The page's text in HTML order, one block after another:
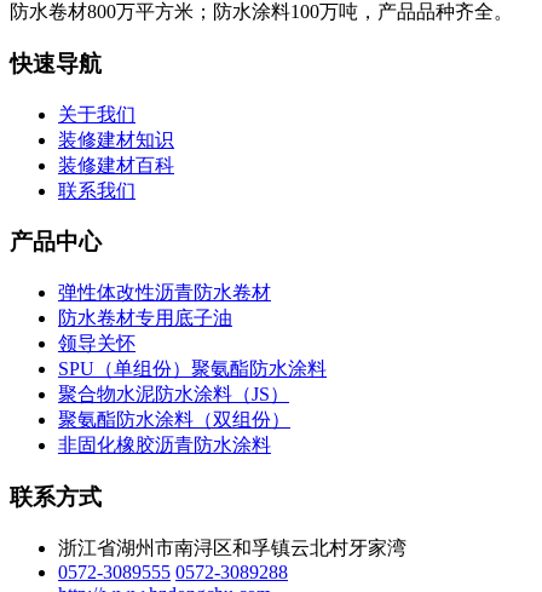
防水卷材800万平方米；防水涂料100万吨，产品品种齐全。
快速导航
关于我们
装修建材知识
装修建材百科
联系我们
产品中心
弹性体改性沥青防水卷材
防水卷材专用底子油
领导关怀
SPU（单组份）聚氨酯防水涂料
聚合物水泥防水涂料（JS）
聚氨酯防水涂料（双组份）
非固化橡胶沥青防水涂料
联系方式
浙江省湖州市南浔区和孚镇云北村牙家湾
0572-3089555 0572-3089288